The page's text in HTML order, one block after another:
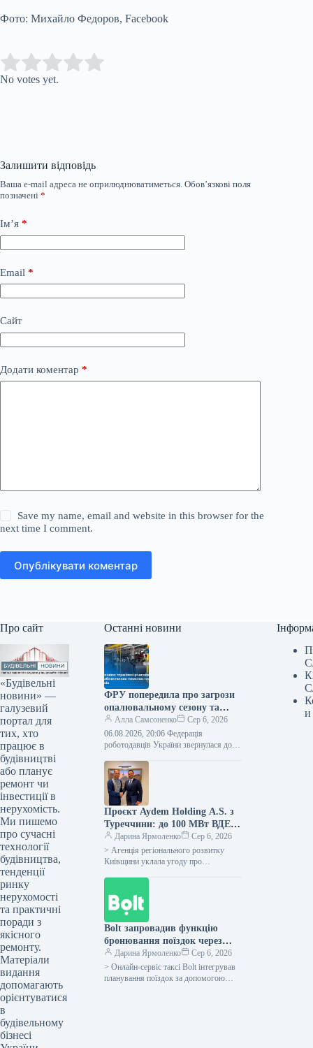
Фото: Михайло Федоров, Facebook
Rate this item:
No votes yet.
Залишити відповідь
Ваша e-mail адреса не оприлюднюватиметься. Обов’язкові поля
позначені *
Ім’я *
Email *
Сайт
Додати коментар *
Save my name, email and website in this browser for the
next time I comment.
Опублікувати коментар
Про сайт
«Будівельні
новини» —
галузевий
портал для
тих, хто
працює в
будівництві
або планує
ремонт чи
інвестиції в
нерухомість.
Ми пишемо
про сучасні
технології
будівництва,
тенденції
ринку
нерухомості
та практичні
поради з
якісного
ремонту.
Матеріали
видання
допомагають
орієнтуватися
в
будівельному
бізнесі
Останні новини
ФРУ попередила про загрози
опалювальному сезону та
звернулася до уряду
Алла Самсоненко
Сер 6, 2026
06.08.2026, 20:06 Федерація
роботодавців України звернулася до
Корецького з проханням вжити
негайних кроків задля забезпечення
вчасного впровадження…
Проєкт Aydem Holding A.S. з
Туреччини: до 100 МВт ВДЕ у
Київщині, підтверджено
меморандумом
Дарина Ярмоленко
Сер 6, 2026
> Агенція регіонального розвитку
Київщини уклала угоду про
інвесторів у сфері…
Bolt запровадив функцію
бронювання поїздок через
ChatGPT у всіх країнах, де
компанія працює
Дарина Ярмоленко
Сер 6, 2026
> Онлайн-сервіс таксі Bolt інтегрував
планування поїздок за допомогою
и